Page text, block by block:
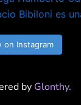
on Instagram
by Glonthy.